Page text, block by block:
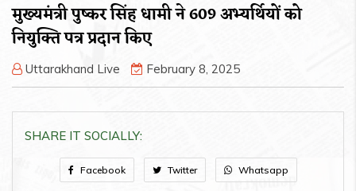
मुख्यमंत्री पुष्कर सिंह धामी ने 609 अभ्यर्थियों को
नियुक्ति पत्र प्रदान किए
Uttarakhand Live February 8, 2025
SHARE IT SOCIALLY:
Facebook Twitter Whatsapp